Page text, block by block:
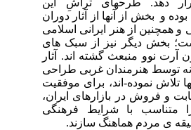
طرحهای تراشِ این
از آنها از آثار دوران
از هنر ایرانی اسلامی
نیز از سبک های
منبعث گشته اند. آثار
هنرمندان غربی طراحی
اند، برای موفقیت
در بازارهای ایران،
با شرایط فرهنگی
هماهنگ سازند.